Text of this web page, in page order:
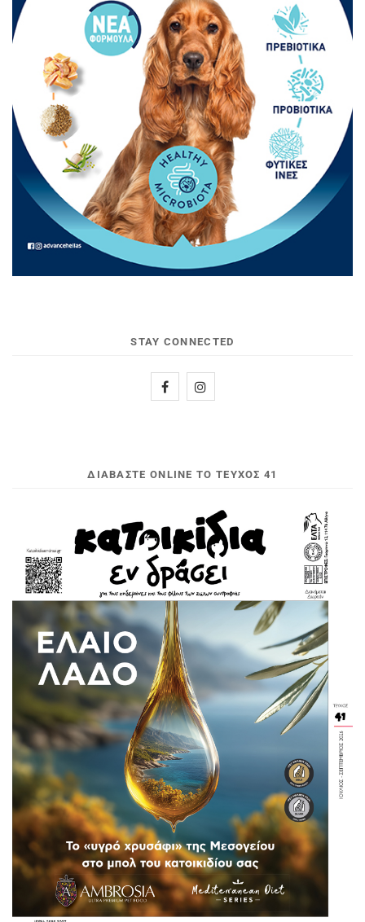
STAY CONNECTED
ΔΙΑΒΆΣΤΕ ONLINE ΤΟ ΤΕΎΧΟΣ 41